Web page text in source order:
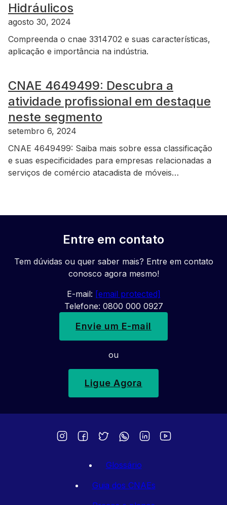
Hidráulicos
agosto 30, 2024
Compreenda o cnae 3314702 e suas características,
aplicação e importância na indústria.
CNAE 4649499: Descubra a
atividade profissional em destaque
neste segmento
setembro 6, 2024
CNAE 4649499: Saiba mais sobre essa classificação
e suas especificidades para empresas relacionadas a
serviços de comércio atacadista de móveis…
Entre em contato
Tem dúvidas ou quer saber mais? Entre em contato
conosco agora mesmo!
E-mail: [email protected]
Telefone: 0800 000 0927
Envie um E-mail
ou
Ligue Agora
Glossário
Guia dos CNAEs